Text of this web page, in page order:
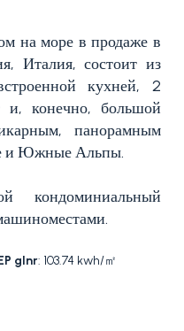
на море в продаже в
Италия, состоит из
кухней, 2
конечно, большой
панорамным
и Южные Альпы.
кондоминиальный
glnr: 103.74 kwh/㎡